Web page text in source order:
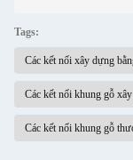
Tags:
Các kết nối xây dựng
Các kết nối khung gỗ
Các kết nối khung gỗ